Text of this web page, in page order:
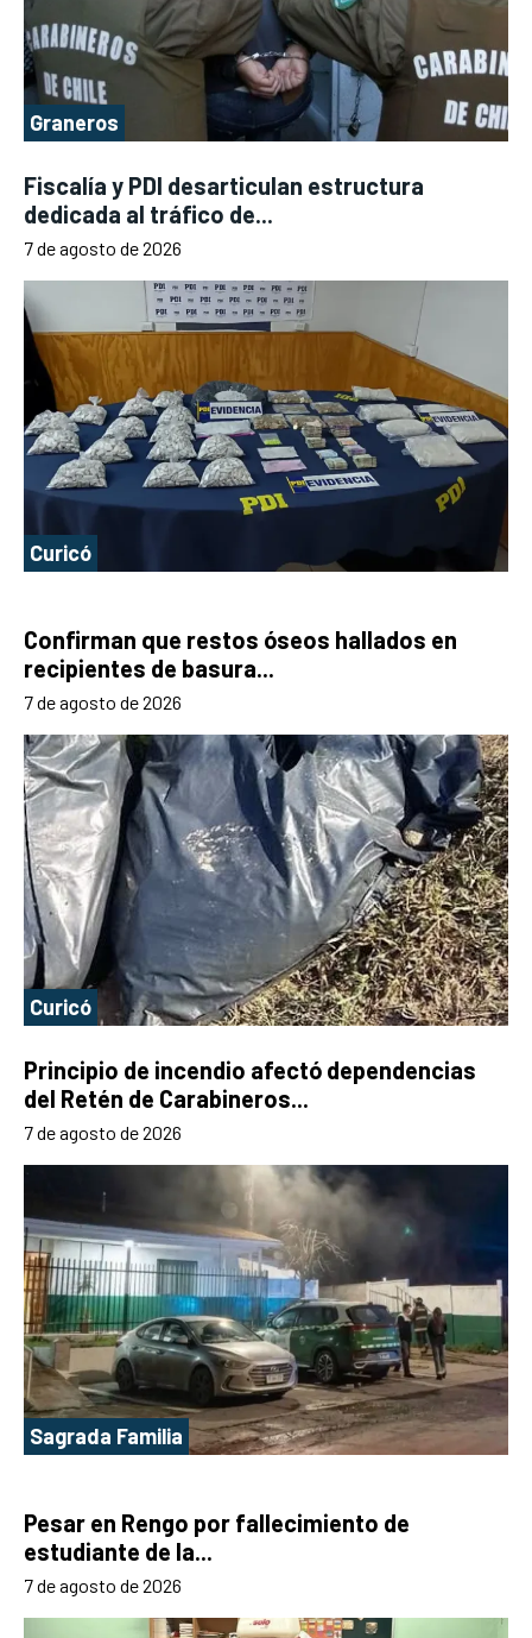
Graneros
Fiscalía y PDI desarticulan estructura
dedicada al tráfico de...
7 de agosto de 2026
Curicó
Confirman que restos óseos hallados en
recipientes de basura...
7 de agosto de 2026
Curicó
Principio de incendio afectó dependencias
del Retén de Carabineros...
7 de agosto de 2026
Sagrada Familia
Pesar en Rengo por fallecimiento de
estudiante de la...
7 de agosto de 2026